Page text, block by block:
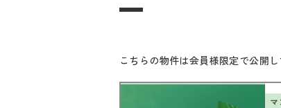
こちらの物件は会員様限定で公開
マ